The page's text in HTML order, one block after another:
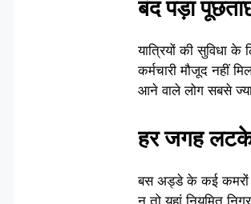
बंद पड़ा
यात्रियों की सुविधा
कर्मचारी मौजूद नहीं
आने वाले लोग सबसे
हर जगह लटके
बस अड्डे के कई कमरों
न तो यहां नियमित